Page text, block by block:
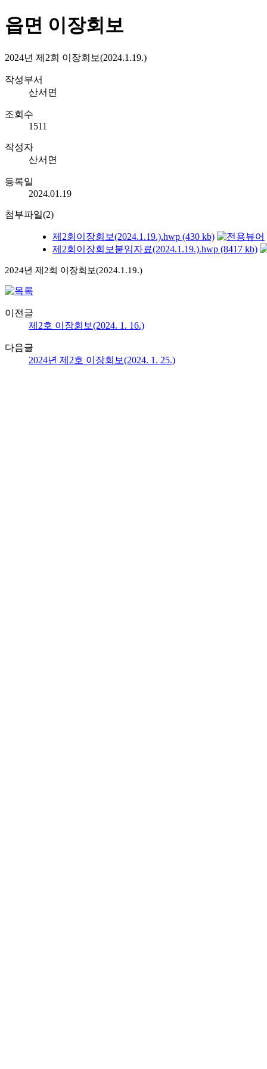
읍면 이장회보
2024년 제2회 이장회보(2024.1.19.)
작성부서
산서면
조회수
1511
작성자
산서면
등록일
2024.01.19
첨부파일(2)
제2회이장회보(2024.1.19.).hwp (430 kb)
제2회이장회보붙임자료(2024.1.19.).hwp (8417 kb)
2024년 제2회 이장회보(2024.1.19.)
이전글
제2호 이장회보(2024. 1. 16.)
다음글
2024년 제2호 이장회보(2024. 1. 25.)